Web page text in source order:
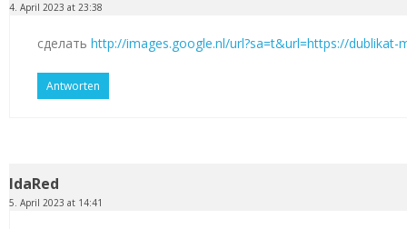
4. April 2023 at 23:38
сделать http://images.google.nl/url?sa=t&url=https://dublikat-
Antworten
IdaRed
5. April 2023 at 14:41